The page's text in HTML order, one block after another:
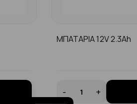
ΜΠΑΤΑΡΙΑ 12V 2.3Ah
- +